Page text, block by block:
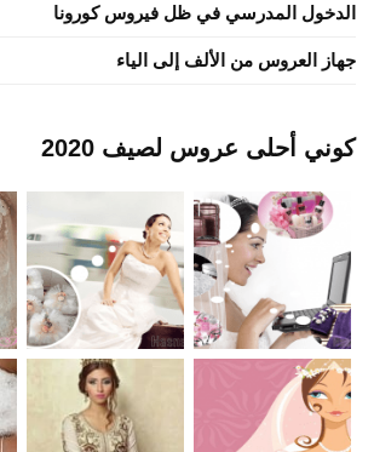
الدخول المدرسي في ظل فيروس كورونا
جهاز العروس من الألف إلى الياء
كوني أحلى عروس لصيف 2020